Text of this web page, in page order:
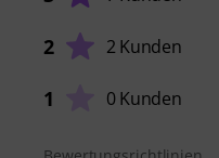
2 2 Kunden
1 0 Kunden